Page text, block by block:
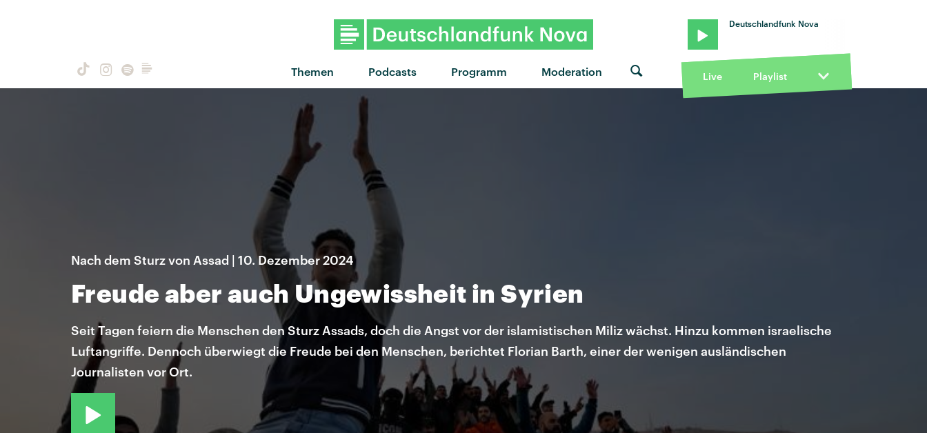
Themen Podcasts Programm Moderation
Deutschlandfunk Nova
Live Playlist
Nach dem Sturz von Assad | 10. Dezember 2024
Freude aber auch Ungewissheit in Syrien
Seit Tagen feiern die Menschen den Sturz Assads, doch die Angst vor der islamistischen Miliz wächst. Hinzu kommen israelische
Luftangriffe. Dennoch überwiegt die Freude bei den Menschen, berichtet Florian Barth, einer der wenigen ausländischen
Journalisten vor Ort.